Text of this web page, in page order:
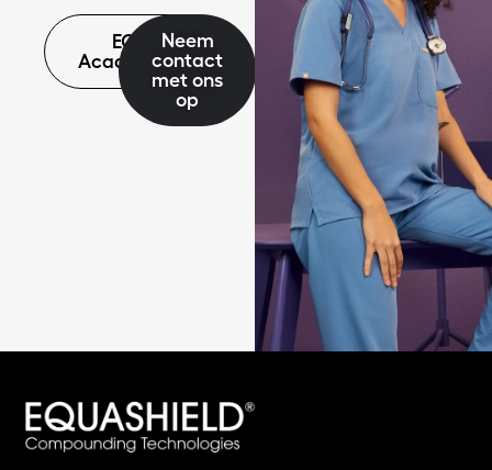
EQ
Academie
Neem
contact
met ons
op